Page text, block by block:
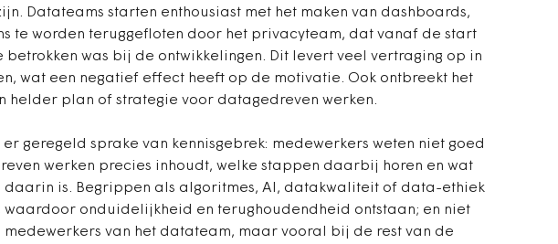
Datateams starten enthousiast met het maken van dashboards,
te worden teruggefloten door het privacyteam, dat vanaf de start
betrokken was bij de ontwikkelingen. Dit levert veel vertraging op in
wat een negatief effect heeft op de motivatie. Ook ontbreekt het
helder plan of strategie voor datagedreven werken.
geregeld sprake van kennisgebrek: medewerkers weten niet goed
werken precies inhoudt, welke stappen daarbij horen en wat
daarin is. Begrippen als algoritmes, AI, datakwaliteit of data-ethiek
waardoor onduidelijkheid en terughoudendheid ontstaan; en niet
van het datateam, maar vooral bij de rest van de